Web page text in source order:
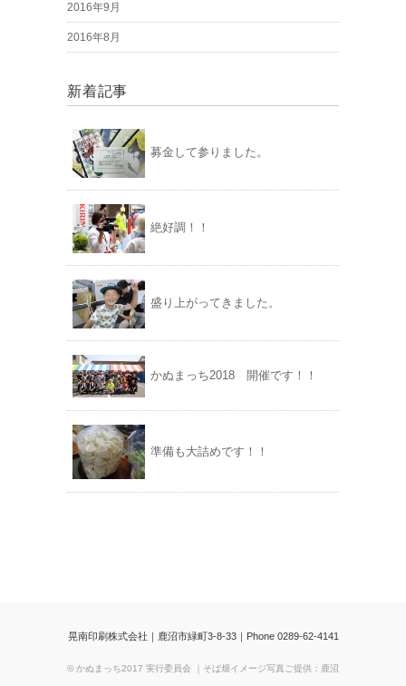
2016年9月
2016年8月
新着記事
募金して参りました。
絶好調！！
盛り上がってきました。
かぬまっち2018 開催です！！
準備も大詰めです！！
晃南印刷株式会社｜鹿沼市緑町3-8-33｜Phone 0289-62-4141
© かぬまっち2017 実行委員会 ｜そば畑イメージ写真ご提供：鹿沼